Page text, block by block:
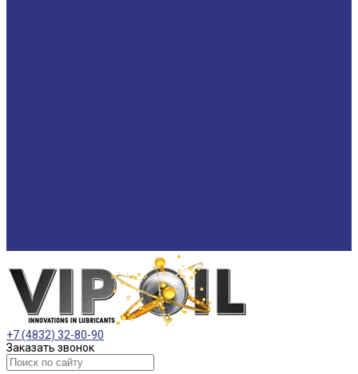
+7 (4832) 32-80-90
Заказать звонок